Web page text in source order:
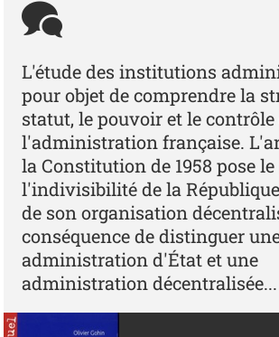
L'étude des institutions
pour objet de comprendre la
statut, le pouvoir et le contrôle
l'administration française.
la Constitution de 1958 pose
l'indivisibilité de la
de son organisation
conséquence de distinguer
administration d'État et une
administration décentralisée...